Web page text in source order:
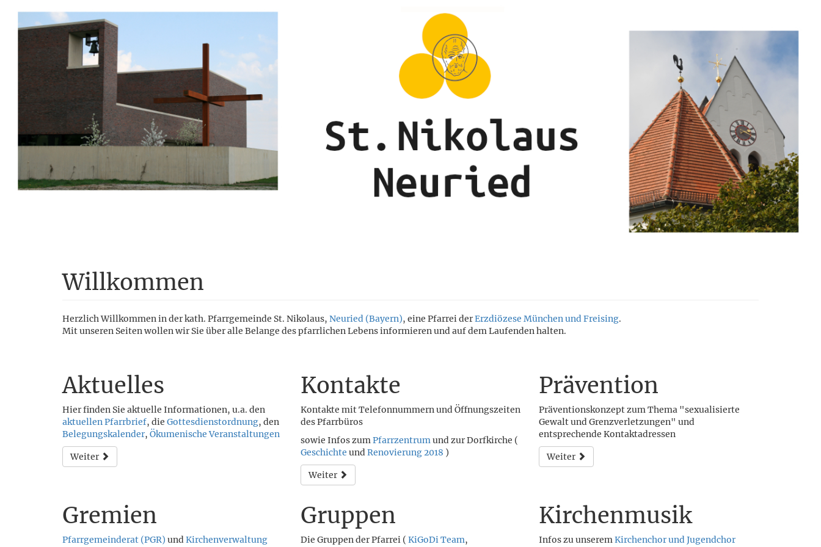
Willkommen
Herzlich Willkommen in der kath. Pfarrgemeinde St. Nikolaus, Neuried (Bayern), eine Pfarrei derErzdiözese München und Freising.
Mit unseren Seiten wollen wir Sie über alle Belange des pfarrlichen Lebens informieren und auf dem Laufenden halten.
Aktuelles
Hier finden Sie aktuelle Informationen, u.a. den
aktuellen Pfarrbrief, die Gottesdienstordnung, den
Belegungskalender, Ökumenische Veranstaltungen
Weiter
Kontakte
Kontakte mit Telefonnummern und Öffnungszeiten
des Pfarrbüros
sowie Infos zumPfarrzentrumund zur Dorfkirche (
Geschichte undRenovierung 2018 )
Weiter
Prävention
Präventionskonzept zum Thema "sexualisierte
Gewalt und Grenzverletzungen" und
entsprechende Kontaktadressen
Weiter
Gremien
Pfarrgemeinderat (PGR) undKirchenverwaltung
Gruppen
Die Gruppen der Pfarrei ( KiGoDi Team,
Kirchenmusik
Infos zu unseremKirchenchor und Jugendchor